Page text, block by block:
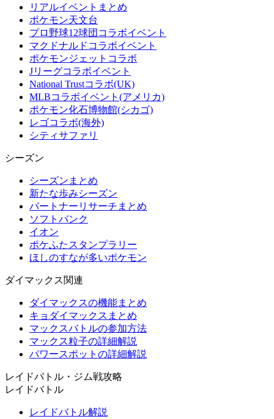
リアルイベントまとめ
ポケモン天文台
プロ野球12球団コラボイベント
マクドナルドコラボイベント
ポケモンジェットコラボ
Jリーグコラボイベント
National Trustコラボ(UK)
MLBコラボイベント(アメリカ)
ポケモン化石博物館(シカゴ)
レゴコラボ(海外)
シティサファリ
シーズン
シーズンまとめ
新たな歩みシーズン
パートナーリサーチまとめ
ソフトバンク
イオン
ポケふたスタンプラリー
ほしのすなが多いポケモン
ダイマックス関連
ダイマックスの機能まとめ
キョダイマックスまとめ
マックスバトルの参加方法
マックス粒子の詳細解説
パワースポットの詳細解説
レイドバトル・ジム戦攻略
レイドバトル
レイドバトル解説